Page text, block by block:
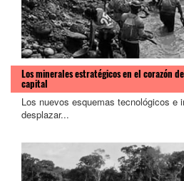
Los minerales estratégicos en el corazón
capital
Los nuevos esquemas tecnológicos e
desplazar...